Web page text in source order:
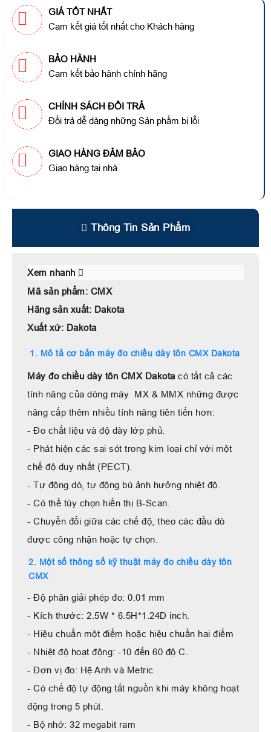
GIÁ TỐT NHẤT
Cam kết giá tốt nhất cho Khách hàng
BẢO HÀNH
Cam kết bảo hành chính hãng
CHÍNH SÁCH ĐỔI TRẢ
Đổi trả dễ dàng những Sản phẩm bị lỗi
GIAO HÀNG ĐẢM BẢO
Giao hàng tại nhà
Thông Tin Sản Phẩm
Xem nhanh
Mã sản phẩm: CMX
Hãng sản xuất: Dakota
Xuất xứ: Dakota
1. Mô tả cơ bản máy đo chiều dày tôn CMX Dakota
Máy đo chiều dày tôn CMX Dakota có tất cả các
tính năng của dòng máy MX & MMX những được
nâng cấp thêm nhiều tính năng tiên tiến hơn:
- Đo chất liệu và độ dày lớp phủ.
- Phát hiện các sai sót trong kim loại chỉ với một
chế độ duy nhất (PECT).
- Tự động dò, tự động bù ảnh hưởng nhiệt độ.
- Có thể tùy chọn hiển thị B-Scan.
- Chuyển đổi giữa các chế độ, theo các đầu dò
được công nhận hoặc tự chọn.
2. Một số thông số kỹ thuật máy đo chiều dày tôn
CMX
- Độ phân giải phép đo: 0.01 mm
- Kích thước: 2.5W * 6.5H*1.24D inch.
- Hiệu chuẩn một điểm hoặc hiệu chuẩn hai điểm
- Nhiệt độ hoạt động: -10 đến 60 độ C.
- Đơn vị đo: Hệ Anh và Metric
- Có chế độ tự động tắt nguồn khi máy không hoạt
động trong 5 phút.
- Bộ nhớ: 32 megabit ram